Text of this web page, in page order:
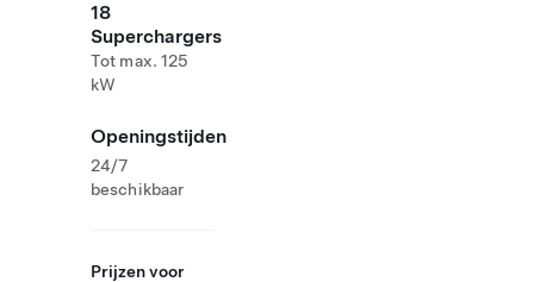
18
Superchargers
Tot max. 125
kW
Openingstijden
24/7
beschikbaar
Prijzen voor